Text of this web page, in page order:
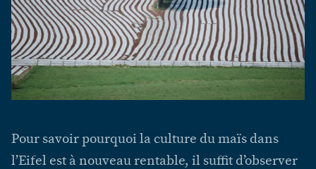
Pour savoir pourquoi la culture du maïs dans
l’Eifel est à nouveau rentable, il suffit d’observer